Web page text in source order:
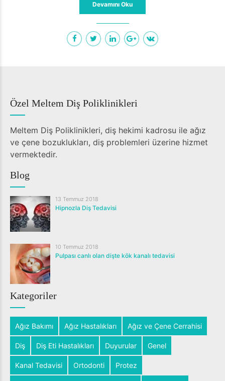
Devamını Oku
Özel Meltem Diş Poliklinikleri
Meltem Diş Poliklinikleri, diş hekimi kadrosu ile ağız
ve çene bozuklukları, diş problemleri üzerine hizmet
vermektedir.
Blog
13 Temmuz 2018
Hipnozla Diş Tedavisi
10 Temmuz 2018
Pulpası canlı olan dişte kök kanalı tedavisi
Kategoriler
Ağız Bakımı Ağız Hastalıkları Ağız ve Çene Cerrahisi
Diş Diş Eti Hastalıkları Duyurular Genel
Kanal Tedavisi Ortodonti Protez